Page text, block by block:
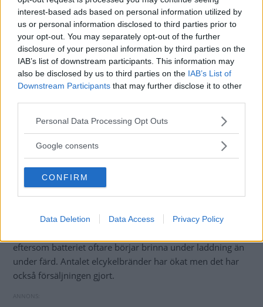
interest-based ads based on personal information utilized by
us or personal information disclosed to third parties prior to
your opt-out. You may separately opt-out of the further
disclosure of your personal information by third parties on the
IAB’s list of downstream participants. This information may
also be disclosed by us to third parties on the IAB’s List of
Downstream Participants that may further disclose it to other
Please note that this website/app uses one or more Google
not limited to your visit or usage behaviour. You may click to
use your data for below specified purposes in below Google
consent section.
Personal Data Processing Opt Outs
Google consents
CONFIRM
Data Deletion Data Access Privacy Policy
enligt rekommendationer från tillverkare samt enligt de
regelverk som Elsäkerhetsverket har, säger Ulf Bergholm.
”Håll elcykeln under uppsikt”
eftersom batteriet oftare börjar brinna under laddning än
under färd. Antalet elcykelbränder har ökat men det har
också försäljningen gjort.